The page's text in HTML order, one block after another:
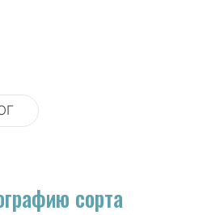
сорта